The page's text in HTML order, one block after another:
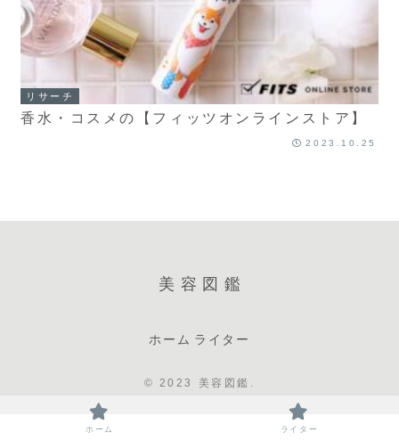
リサーチ
香水・コスメの【フィッツオンラインストア】
2023.10.25
美容図鑑
ホーム ライター
© 2023 美容図鑑.
ホーム ライター